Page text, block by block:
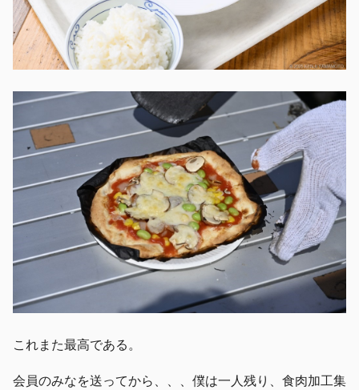
これまた最高である。
会員のみなを送ってから、、、僕は一人残り、食肉加工集